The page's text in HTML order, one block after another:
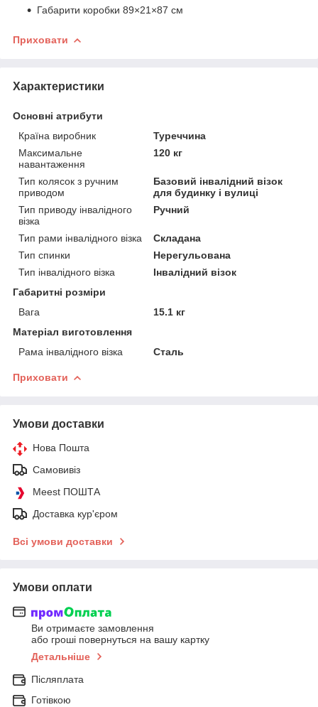
Габарити коробки 89×21×87 см
Приховати
Характеристики
Основні атрибути
Країна виробник
Туреччина
Максимальне
навантаження
120 кг
Тип колясок з ручним
приводом
Базовий інвалідний візок
для будинку і вулиці
Тип приводу інвалідного
візка
Ручний
Тип рами інвалідного візка
Складана
Тип спинки
Нерегульована
Тип інвалідного візка
Інвалідний візок
Габаритні розміри
Вага
15.1 кг
Матеріал виготовлення
Рама інвалідного візка
Сталь
Приховати
Умови доставки
Нова Пошта
Самовивіз
Meest ПОШТА
Доставка кур'єром
Всі умови доставки
Умови оплати
Ви отримаєте замовлення
або гроші повернуться на вашу картку
Детальніше
Післяплата
Готівкою